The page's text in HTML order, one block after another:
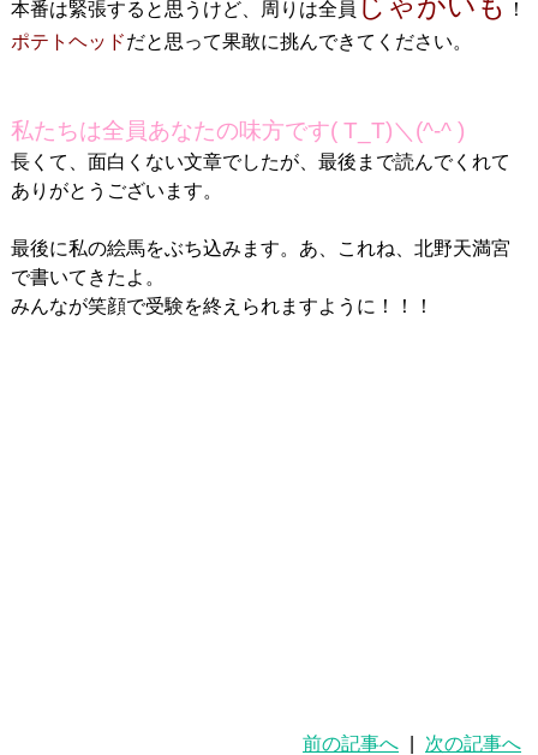
本番は緊張すると思うけど、周りは全員
！
ポテトヘッドだと思って果敢に挑んできてください。
私たちは全員あなたの味方です( T_T)＼(^-^ )
長くて、面白くない文章でしたが、最後まで読んでくれて
ありがとうございます。
最後に私の絵馬をぶち込みます。あ、これね、北野天満宮
で書いてきたよ。
みんなが笑顔で受験を終えられますように！！！
前の記事へ 次の記事へ